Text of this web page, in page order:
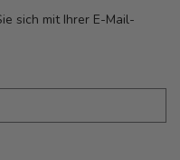
sich mit Ihrer E-Mail-